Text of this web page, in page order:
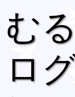
む
ロ